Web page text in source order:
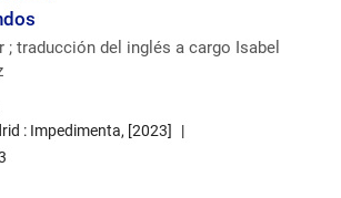
; traducción del inglés a cargo Isabel
: Impedimenta, [2023]